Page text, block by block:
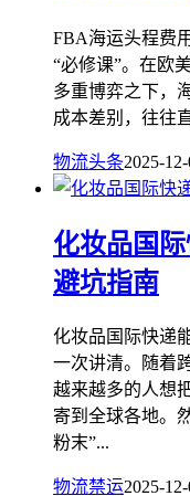
FBA海运头程费
“必修课”。在欧
多重博弈之下，
成本差别，往往
物流头条2025-
化妆品国
避坑指南
化妆品国际快递
一次讲清。随着
越来越多的人想
寄到全球各地。
粉末”...
物流禁运2025-